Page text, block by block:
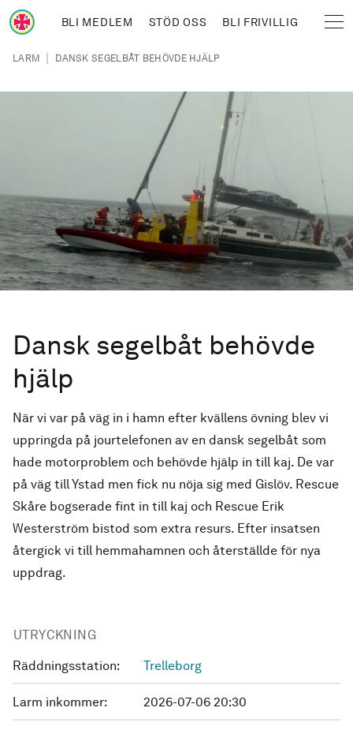
Hoppa till huvudinnehåll
BLI MEDLEM STÖD OSS BLI FRIVILLIG
Länkstig
LARM | DANSK SEGELBÅT BEHÖVDE HJÄLP
Dansk segelbåt behövde
hjälp
När vi var på väg in i hamn efter kvällens övning blev vi
uppringda på jourtelefonen av en dansk segelbåt som
hade motorproblem och behövde hjälp in till kaj. De var
på väg till Ystad men fick nu nöja sig med Gislöv. Rescue
Skåre bogserade fint in till kaj och Rescue Erik
Westerström bistod som extra resurs. Efter insatsen
återgick vi till hemmahamnen och återställde för nya
uppdrag.
UTRYCKNING
Räddningsstation: Trelleborg
Larm inkommer: 2026-07-06 20:30